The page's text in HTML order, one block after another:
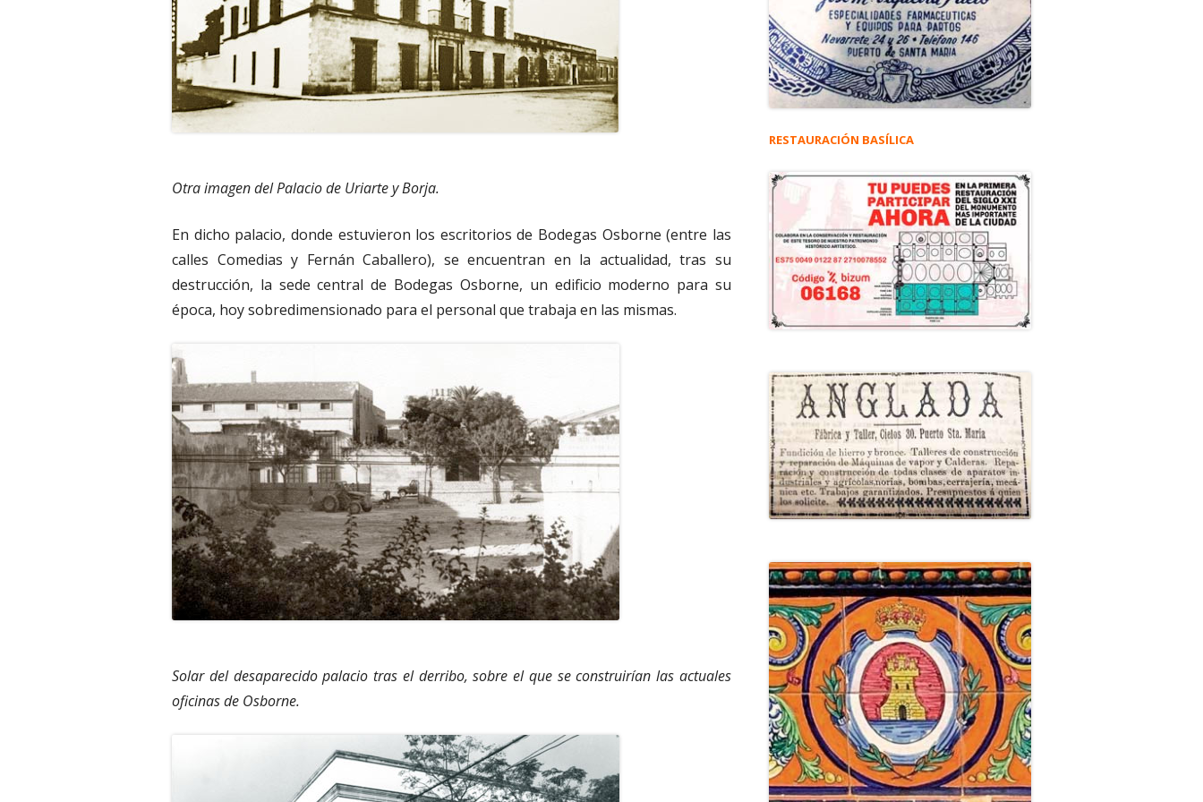
Otra imagen del Palacio de Uriarte y Borja.
En dicho palacio, donde estuvieron los escritorios de Bodegas Osborne (entre las
calles Comedias y Fernán Caballero), se encuentran en la actualidad, tras su
destrucción, la sede central de Bodegas Osborne, un edificio moderno para su
época, hoy sobredimensionado para el personal que trabaja en las mismas.
Solar del desaparecido palacio tras el derribo, sobre el que se construirían las actuales
oficinas de Osborne.
RESTAURACIÓN BASÍLICA